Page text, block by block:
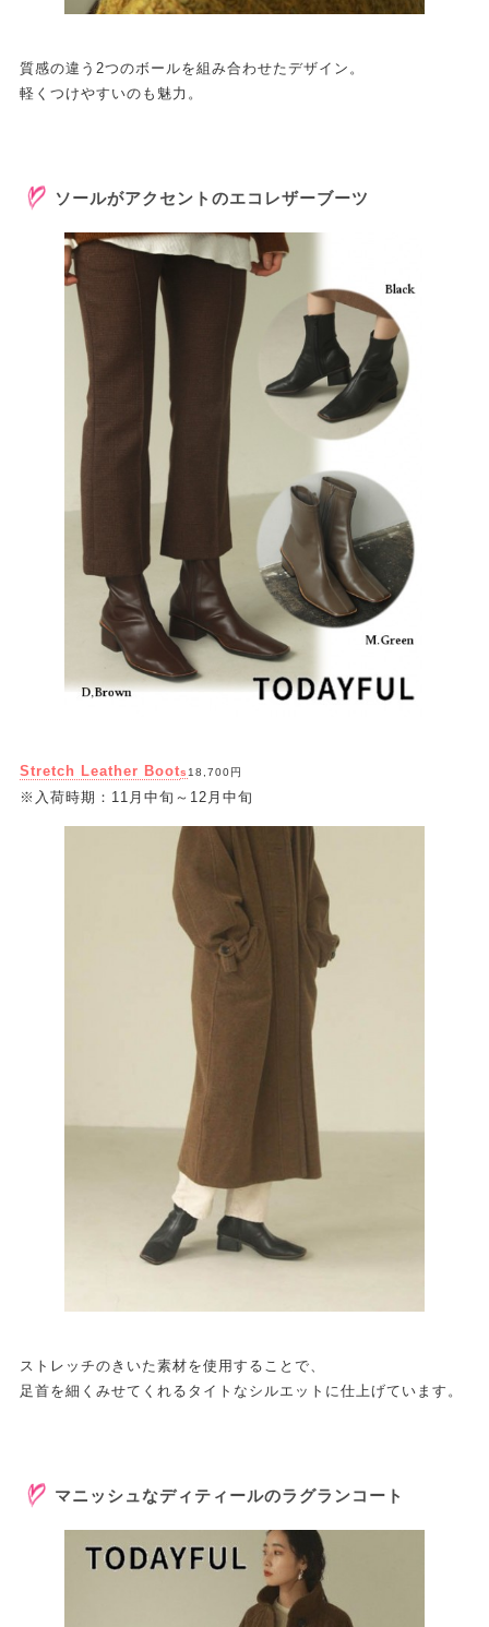
質感の違う2つのボールを組み合わせたデザイン。
軽くつけやすいのも魅力。
ソールがアクセントのエコレザーブーツ
Stretch Leather Boots18,700円
※入荷時期：11月中旬～12月中旬
ストレッチのきいた素材を使用することで、
足首を細くみせてくれるタイトなシルエットに仕上げています。
マニッシュなディティールのラグランコート